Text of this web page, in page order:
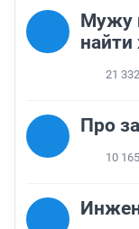
Мужу
21 332
Про
10 165